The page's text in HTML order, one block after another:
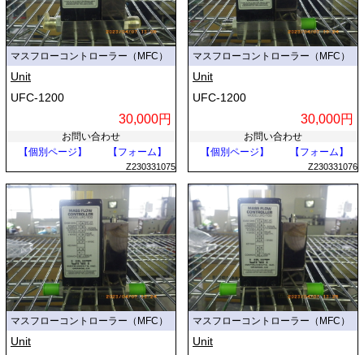
マスフローコントローラー（MFC）
Unit
UFC-1200
30,000円
お問い合わせ
【個別ページ】
【フォーム】
Z230331075
マスフローコントローラー（MFC）
Unit
UFC-1200
30,000円
お問い合わせ
【個別ページ】
【フォーム】
Z230331076
マスフローコントローラー（MFC）
Unit
マスフローコントローラー（MFC）
Unit